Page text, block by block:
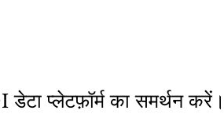
डेटा प्लेटफ़ॉर्म का समर्थन करें।